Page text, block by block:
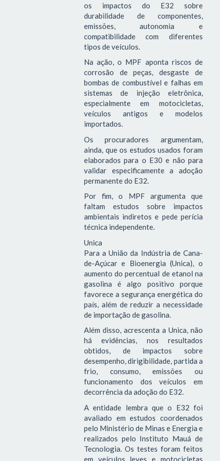
os impactos do E32 sobre
durabilidade de componentes,
emissões, autonomia e
compatibilidade com diferentes
tipos de veículos.
Na ação, o MPF aponta riscos de
corrosão de peças, desgaste de
bombas de combustível e falhas em
sistemas de injeção eletrônica,
especialmente em motocicletas,
veículos antigos e modelos
importados.
Os procuradores argumentam,
ainda, que os estudos usados foram
elaborados para o E30 e não para
validar especificamente a adoção
permanente do E32.
Por fim, o MPF argumenta que
faltam estudos sobre impactos
ambientais indiretos e pede perícia
técnica independente.
Unica
Para a União da Indústria de Cana-
de-Açúcar e Bioenergia (Unica), o
aumento do percentual de etanol na
gasolina é algo positivo porque
favorece a segurança energética do
país, além de reduzir a necessidade
de importação de gasolina.
Além disso, acrescenta a Unica, não
há evidências, nos resultados
obtidos, de impactos sobre
desempenho, dirigibilidade, partida a
frio, consumo, emissões ou
funcionamento dos veículos em
decorrência da adoção do E32.
A entidade lembra que o E32 foi
avaliado em estudos coordenados
pelo Ministério de Minas e Energia e
realizados pelo Instituto Mauá de
Tecnologia. Os testes foram feitos
em veículos leves e motocicletas